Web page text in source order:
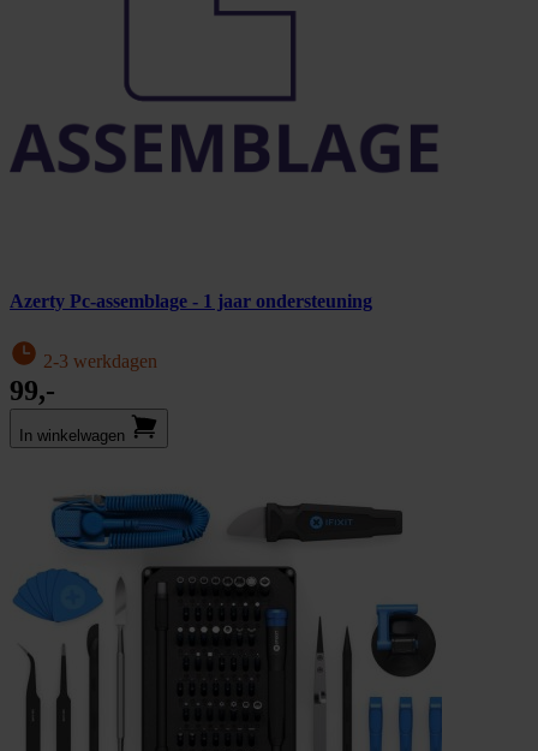
Azerty Pc-assemblage - 1 jaar ondersteuning
2-3 werkdagen
99,-
In winkel­wagen